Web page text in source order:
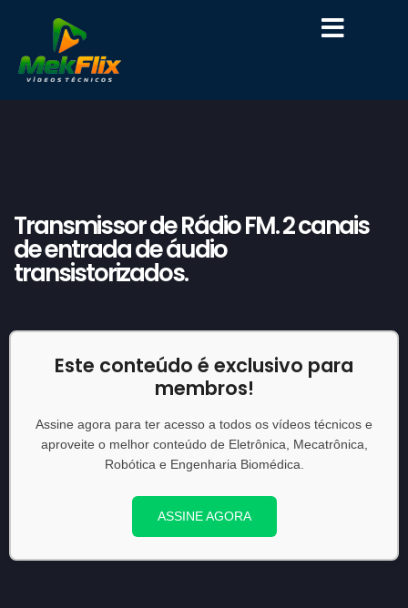
Transmissor de Rádio FM. 2 canais
de entrada de áudio
transistorizados.
Este conteúdo é exclusivo para
membros!
Assine agora para ter acesso a todos os vídeos técnicos e
aproveite o melhor conteúdo de Eletrônica, Mecatrônica,
Robótica e Engenharia Biomédica.
ASSINE AGORA